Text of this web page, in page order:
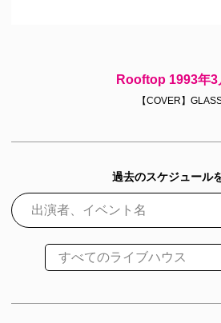
Rooftop 1993年3
【COVER】
過去のスケジュール